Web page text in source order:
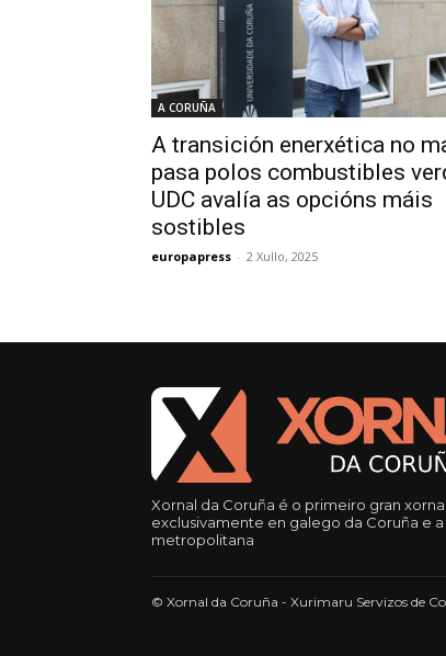
A CORUÑA
A transición enerxética no
pasa polos combustibles
UDC avalía as opcións máis
sostibles
europapress - 2 Xullo, 2025
Xornal da Coruña é o primeiro gran
exclusivamente en galego da Coruña e a
metropolitana
© Xornal da Coruña - Xurimaru Servizos de